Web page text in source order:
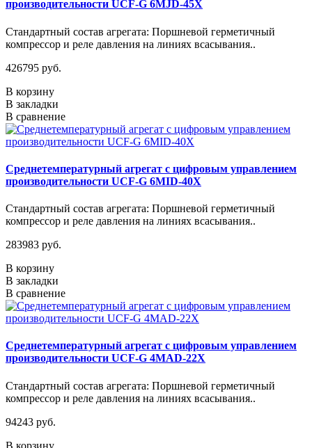
производительности UCF-G 6MJD-45X
Стандартный состав агрегата: Поршневой герметичный
компрессор и реле давления на линиях всасывания..
426795 руб.
В корзину
В закладки
В сравнение
Среднетемпературный агрегат с цифровым управлением
производительности UCF-G 6MID-40X
Стандартный состав агрегата: Поршневой герметичный
компрессор и реле давления на линиях всасывания..
283983 руб.
В корзину
В закладки
В сравнение
Среднетемпературный агрегат с цифровым управлением
производительности UCF-G 4МАD-22Х
Стандартный состав агрегата: Поршневой герметичный
компрессор и реле давления на линиях всасывания..
94243 руб.
В корзину